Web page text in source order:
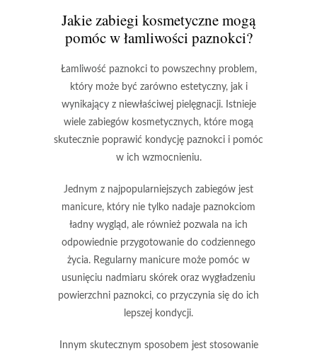
Jakie zabiegi kosmetyczne mogą
pomóc w łamliwości paznokci?
Łamliwość paznokci to powszechny problem,
który może być zarówno estetyczny, jak i
wynikający z niewłaściwej pielęgnacji. Istnieje
wiele zabiegów kosmetycznych, które mogą
skutecznie poprawić kondycję paznokci i pomóc
w ich wzmocnieniu.
Jednym z najpopularniejszych zabiegów jest
manicure, który nie tylko nadaje paznokciom
ładny wygląd, ale również pozwala na ich
odpowiednie przygotowanie do codziennego
życia. Regularny manicure może pomóc w
usunięciu nadmiaru skórek oraz wygładzeniu
powierzchni paznokci, co przyczynia się do ich
lepszej kondycji.
Innym skutecznym sposobem jest stosowanie